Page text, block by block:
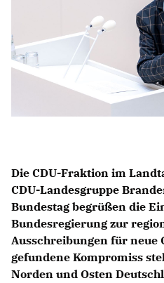
CDU Fraktion im
CDU
CDU
Die CDU-Fraktion im
CDU-Landesgruppe
Bundestag begrüßen die
Bundesregierung zur
Ausschreibungen für neue
gefundene Kompromiss
Norden und Osten